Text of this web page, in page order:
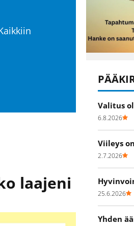
laajeni
Valitus
6.8.2026
Viileys
2.7.2026
25.6.2026
Yhden